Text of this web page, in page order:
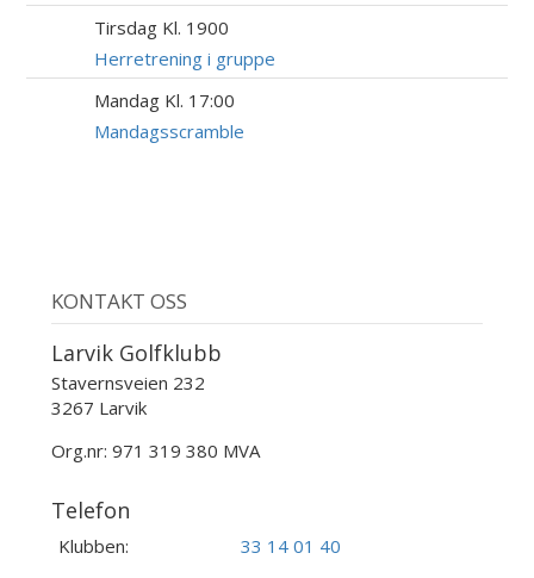
Tirsdag Kl. 1900
Herretrening i gruppe
Mandag Kl. 17:00
Mandagsscramble
KONTAKT OSS
Larvik Golfklubb
Stavernsveien 232
3267 Larvik
Org.nr: 971 319 380 MVA
Telefon
Klubben: 33 14 01 40